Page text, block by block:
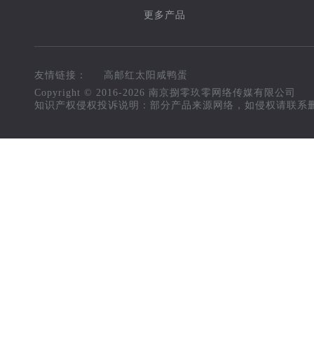
更多产品
友情链接：
高邮红太阳咸鸭蛋
高邮红太阳咸鸭蛋
Copyright © 2016-2026 南京捌零玖零网络传媒有限公司
知识产权侵权投诉说明：部分产品来源网络，如侵权请联系